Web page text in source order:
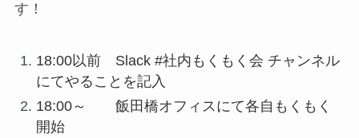
す！
18:00以前 Slack #社内もくもく会 チャンネル
にてやることを記入
18:00～ 飯田橋オフィスにて各自もくもく
開始